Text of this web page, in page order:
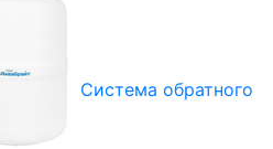
Система обратного